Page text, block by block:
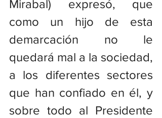
Mirabal) expresó, que
como un hijo de esta
demarcación no le
quedará mal a la sociedad,
a los diferentes sectores
que han confiado en él, y
sobre todo al Presidente